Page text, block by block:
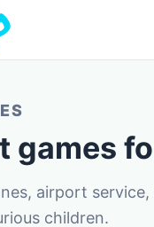
games
airport
children.